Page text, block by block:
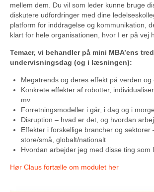
mellem dem. Du vil som leder kunne bruge
diskutere udfordringer med dine
platform for inddragelse og kommunikation,
klart for hele organisationen, hvor I er på vej
Temaer, vi behandler på mini MBA’ens
undervisningsdag (og i læsningen):
Megatrends og deres effekt på verden og
Konkrete effekter af robotter,
mv.
Forretningsmodeller i går, i dag og i
Disruption – hvad er det, og hvordan
Effekter i forskellige brancher og sektorer
store/små, globalt/nationalt
Hvordan arbejder jeg med disse ting som
Hør Claus fortælle om modulet her